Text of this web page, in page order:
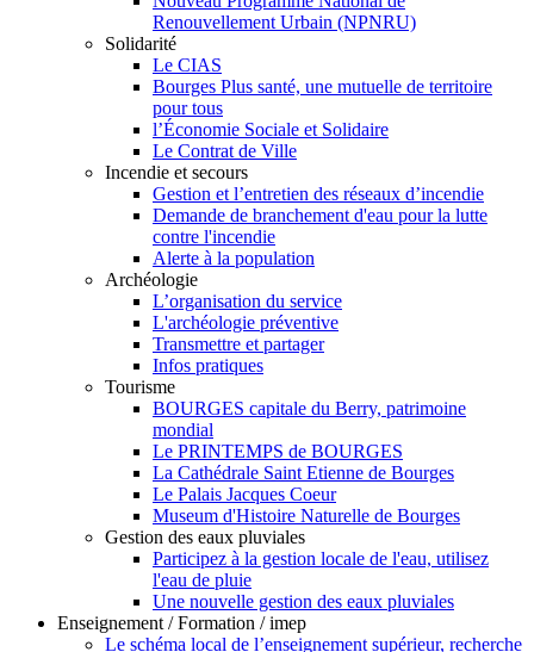
Renouvellement Urbain (NPNRU)
Solidarité
Le CIAS
Bourges Plus santé, une mutuelle de territoire
pour tous
l’Économie Sociale et Solidaire
Le Contrat de Ville
Incendie et secours
Gestion et l’entretien des réseaux d’incendie
Demande de branchement d'eau pour la lutte
contre l'incendie
Alerte à la population
Archéologie
L’organisation du service
L'archéologie préventive
Transmettre et partager
Infos pratiques
Tourisme
BOURGES capitale du Berry, patrimoine
mondial
Le PRINTEMPS de BOURGES
La Cathédrale Saint Etienne de Bourges
Le Palais Jacques Coeur
Museum d'Histoire Naturelle de Bourges
Gestion des eaux pluviales
Participez à la gestion locale de l'eau, utilisez
l'eau de pluie
Une nouvelle gestion des eaux pluviales
Enseignement / Formation / imep
Le schéma local de l’enseignement supérieur, recherche